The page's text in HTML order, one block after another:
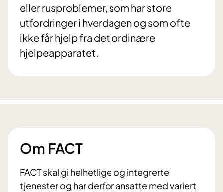
eller rusproblemer, som har store
utfordringer i hverdagen og som ofte
ikke får hjelp fra det ordinære
hjelpeapparatet.
Om FACT
FACT skal gi helhetlige og integrerte
tjenester og har derfor ansatte med variert